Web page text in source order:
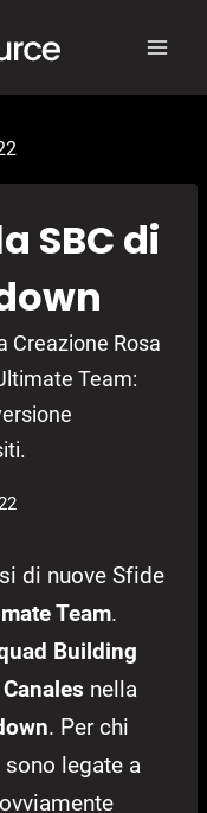
SBC di
Creazione Rosa
Team:
di nuove Sfide
Team.
Building
nella
. Per chi
legate a